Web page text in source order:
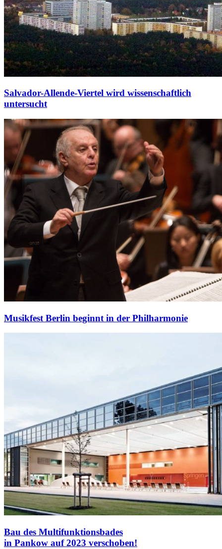
Salvador-Allende-Viertel wird wissenschaftlich
untersucht
Musikfest Berlin beginnt in der Philharmonie
Bau des Multifunktionsbades
in Pankow auf 2023 verschoben!